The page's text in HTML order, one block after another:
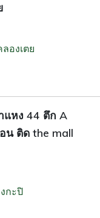
องเตย
แหง 44 ตึก A
น ติด the mall
กะปิ